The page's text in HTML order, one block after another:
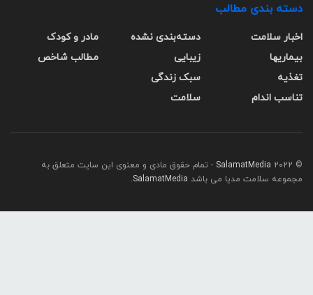
دسته بندی مطالب
اخبار سلامت
بیماریها
تغذیه
تناسب اندام
دسته‌بندی نشده
زیبایی
سبک زندگی
سلامت
مادر و کودک
مطالب شاخص
© 2022
SalamatMedia - تمام حقوق مادی و معنوی این سایت متعلق به
مجموعه سلامت مدیا می باشد SalamatMedia
.